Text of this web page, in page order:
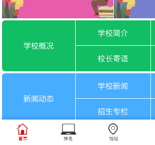
学校概况
学校简介
校长寄语
新闻动态
学校新闻
招生专栏
一月选考
首页 报名 地址